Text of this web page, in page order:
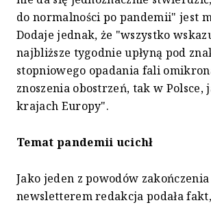
do normalności po pandemii" jest
Dodaje jednak, że "wszystko
najbliższe tygodnie upłyną pod
stopniowego opadania fali
znoszenia obostrzeń, tak w Polsce,
krajach Europy".
Temat pandemii ucichł
Jako jeden z powodów
newsletterem redakcja podała